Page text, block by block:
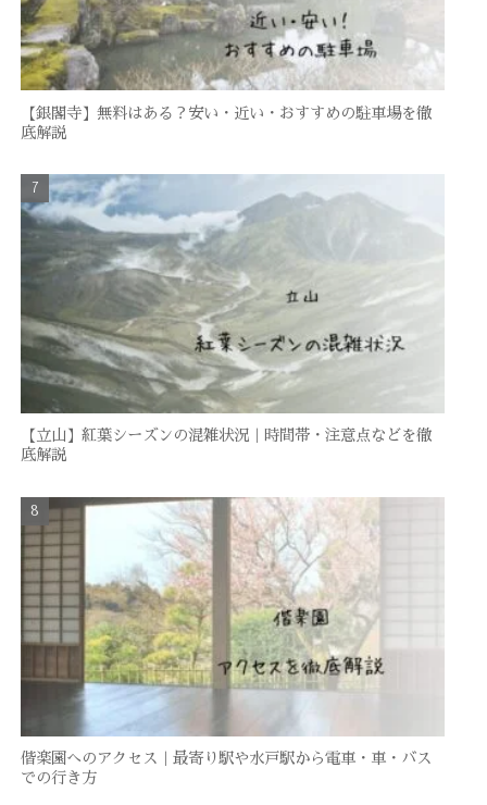
【銀閣寺】無料はある？安い・近い・おすすめの駐車場を徹
底解説
【立山】紅葉シーズンの混雑状況｜時間帯・注意点などを徹
底解説
偕楽園へのアクセス｜最寄り駅や水戸駅から電車・車・バス
での行き方